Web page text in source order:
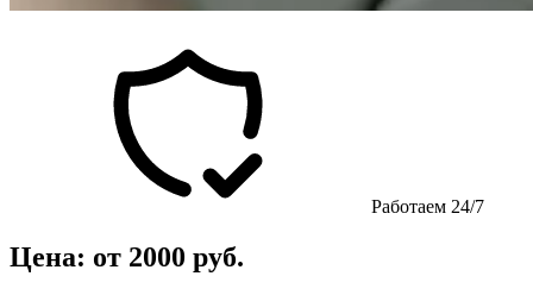
Работаем 24/7
Цена: от 2000 руб.